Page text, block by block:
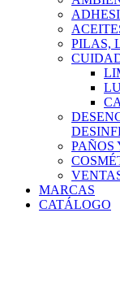
PILAS,
PAÑOS
MARCAS
CATÁLOGO